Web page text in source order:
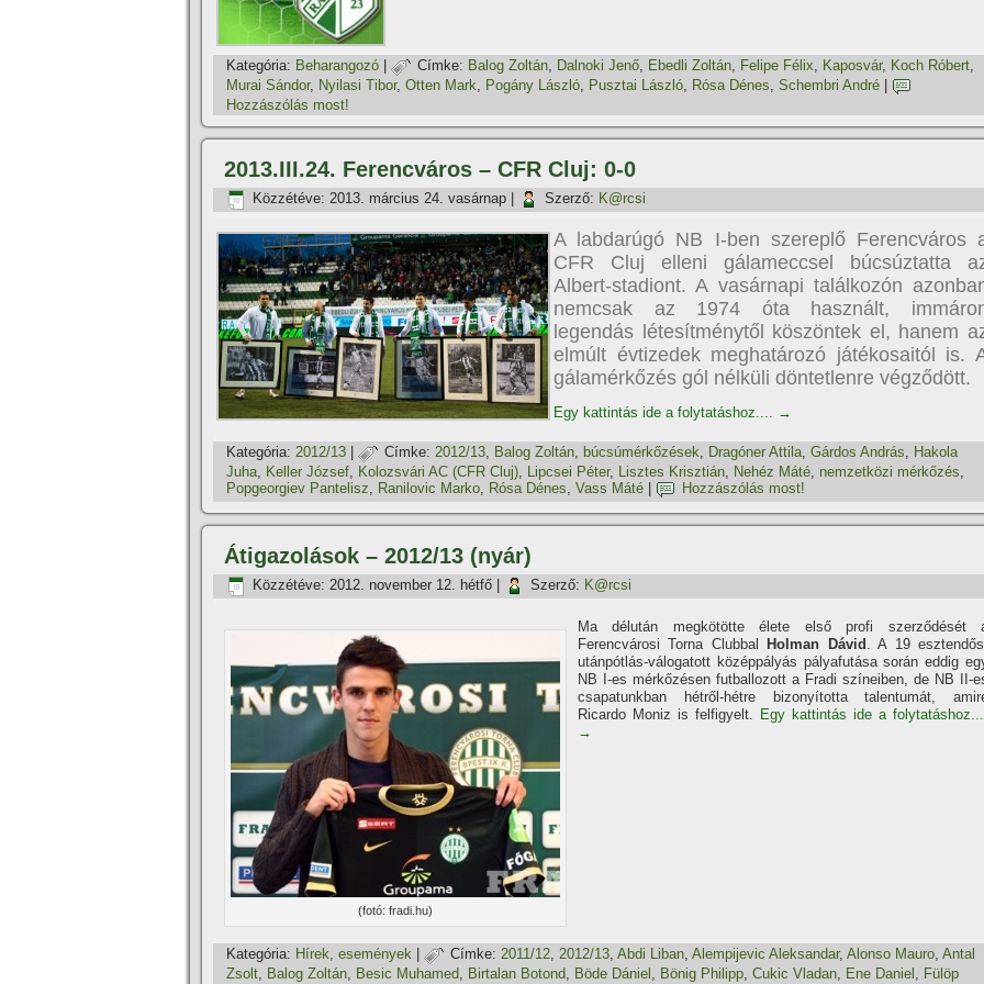
Kategória: Beharangozó Címke: Balog Zoltán, Dalnoki Jenő, Ebedli Zoltán, Felipe Félix, Kaposvár, Koch Róbert,
Murai Sándor, Nyilasi Tibor, Otten Mark, Pogány László, Pusztai László, Rósa Dénes, Schembri André
Hozzászólás most!
2013.III.24. Ferencváros – CFR Cluj: 0-0
Közzétéve: 2013. március 24. vasárnap Szerző: K@rcsi
A labdarúgó NB I-ben szereplő Ferencváros
CFR Cluj elleni gálameccsel búcsúztatta
Albert-stadiont. A vasárnapi találkozón
nemcsak az 1974 óta használt,
legendás létesí­tménytől köszöntek el, hanem
elmúlt évtizedek meghatározó játékosaitól is.
gálamérkőzés gól nélküli döntetlenre végződött.
Egy kattintás ide a folytatáshoz.... →
Kategória: 2012/13 Címke: 2012/13, Balog Zoltán, búcsúmérkőzések, Dragóner Attila, Gárdos András, Hakola
Juha, Keller József, Kolozsvári AC (CFR Cluj), Lipcsei Péter, Lisztes Krisztián, Nehéz Máté, nemzetközi mérkőzés,
Popgeorgiev Pantelisz, Ranilovic Marko, Rósa Dénes, Vass Máté Hozzászólás most!
Átigazolások – 2012/13 (nyár)
Közzétéve: 2012. november 12. hétfő Szerző: K@rcsi
(fotó: fradi.hu)
Ma délután megkötötte élete első profi szerződését
Ferencvárosi Torna Clubbal
Holman Dávid . A 19
utánpótlás-válogatott középpályás pályafutása során eddig
NB I-es mérkőzésen futballozott a Fradi szí­neiben, de NB II-
csapatunkban hétről-hétre bizonyí­totta talentumát,
Ricardo Moniz is felfigyelt. Egy kattintás ide a
→
Kategória: Hí­rek, események Címke: 2011/12, 2012/13, Abdi Liban, Alempijevic Aleksandar, Alonso Mauro, Antal
Zsolt, Balog Zoltán, Besic Muhamed, Birtalan Botond, Böde Dániel , Bönig Philipp, Cukic Vladan, Ene Daniel , Fülöp